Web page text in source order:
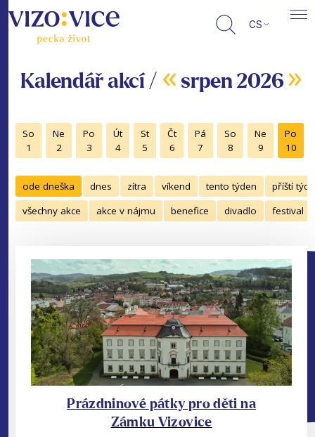
CS
Kalendář akcí / « srpen 2026 »
So
1
Ne
2
Po
3
Út
4
St
5
Čt
6
Pá
7
So
8
Ne
9
Po
10
ode dneška dnes zítra víkend tento týden
příští
všechny akce
akce v nájmu benefice divadlo festival
Prázdninové pátky pro děti na
Zámku Vizovice